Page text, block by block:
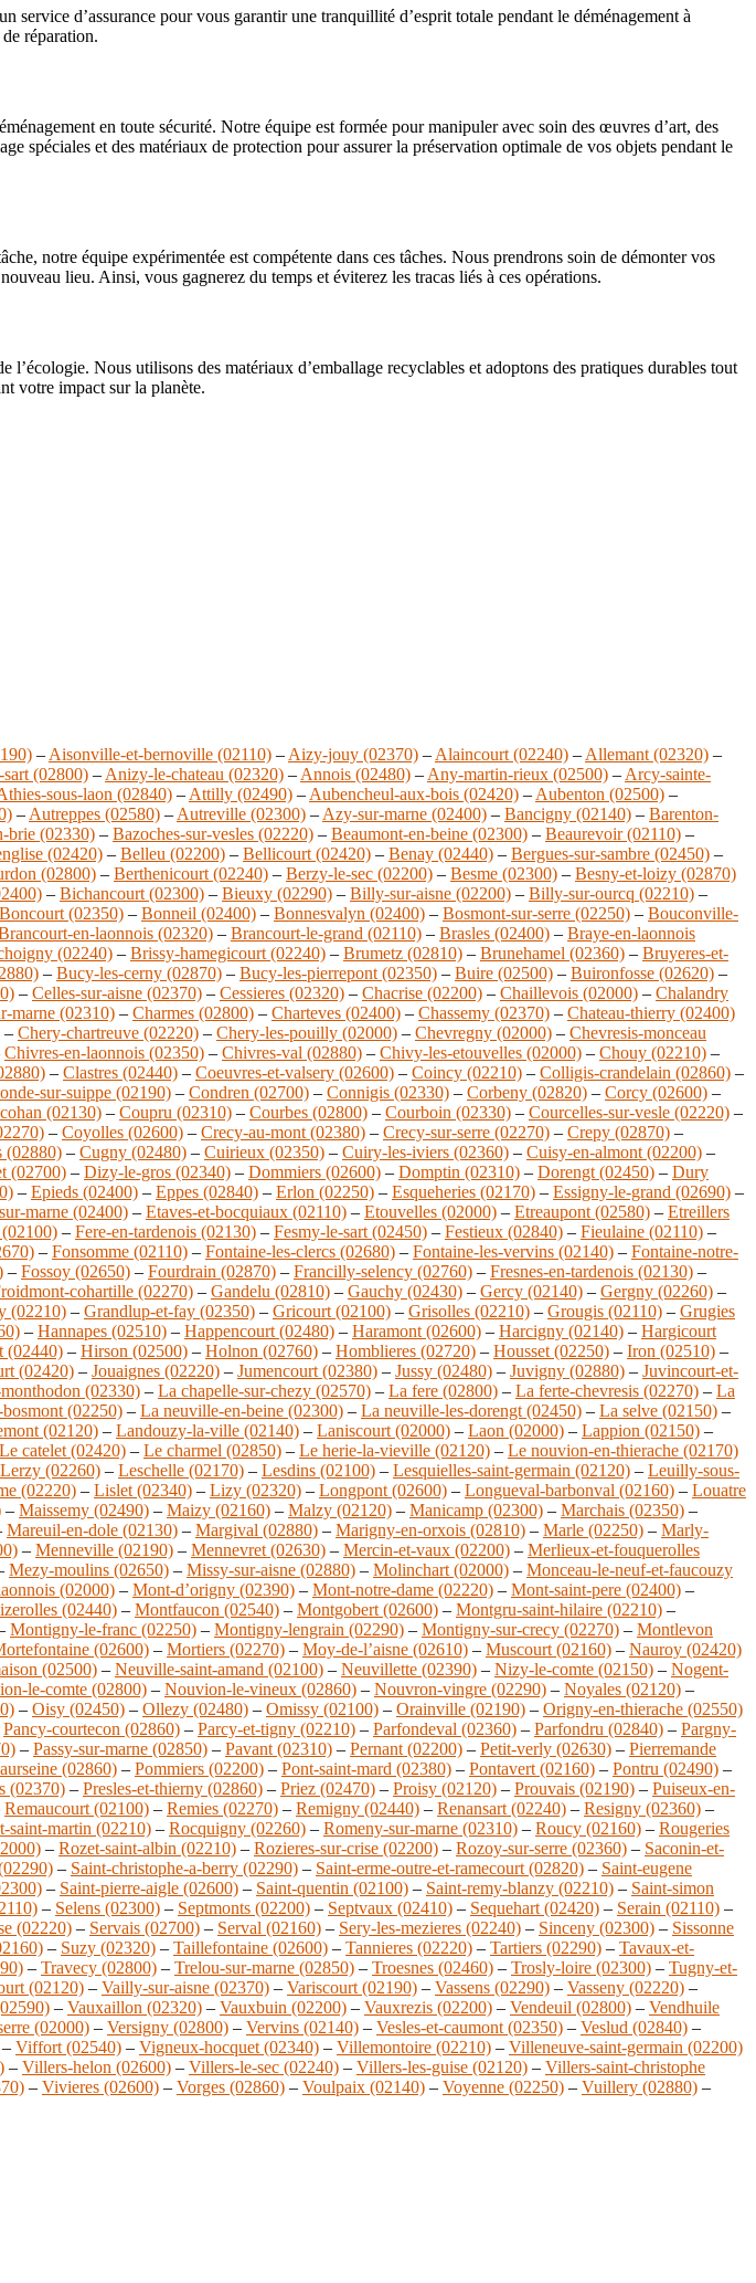
d’assurance pour vous garantir une tranquillité d’esprit totale pendant le déménagement à
réparation.
en toute sécurité. Notre équipe est formée pour manipuler avec soin des œuvres d’art, des
spéciales et des matériaux de protection pour assurer la préservation optimale de vos objets pendant le
notre équipe expérimentée est compétente dans ces tâches. Nous prendrons soin de démonter vos
lieu. Ainsi, vous gagnerez du temps et éviterez les tracas liés à ces opérations.
Nous utilisons des matériaux d’emballage recyclables et adoptons des pratiques durables tout
votre impact sur la planète.
– Aisonville-et-bernoville (02110) – Aizy-jouy (02370) – Alaincourt (02240) – Allemant (02320) –
(02800) – Anizy-le-chateau (02320) – Annois (02480) – Any-martin-rieux (02500) – Arcy-sainte-
sous-laon (02840) – Attilly (02490) – Aubencheul-aux-bois (02420) – Aubenton (02500) –
– Autreppes (02580) – Autreville (02300) – Azy-sur-marne (02400) – Bancigny (02140) – Barenton-
brie (02330) – Bazoches-sur-vesles (02220) – Beaumont-en-beine (02300) – Beaurevoir (02110) –
(02420) – Belleu (02200) – Bellicourt (02420) – Benay (02440) – Bergues-sur-sambre (02450) –
(02800) – Berthenicourt (02240) – Berzy-le-sec (02200) – Besme (02300) – Besny-et-loizy (02870)
– Bichancourt (02300) – Bieuxy (02290) – Billy-sur-aisne (02200) – Billy-sur-ourcq (02210) –
Boncourt (02350) – Bonneil (02400) – Bonnesvalyn (02400) – Bosmont-sur-serre (02250) – Bouconville-
en-laonnois (02320) – Brancourt-le-grand (02110) – Brasles (02400) – Braye-en-laonnois
(02240) – Brissy-hamegicourt (02240) – Brumetz (02810) – Brunehamel (02360) – Bruyeres-et-
– Bucy-les-cerny (02870) – Bucy-les-pierrepont (02350) – Buire (02500) – Buironfosse (02620) –
– Celles-sur-aisne (02370) – Cessieres (02320) – Chacrise (02200) – Chaillevois (02000) – Chalandry
marne (02310) – Charmes (02800) – Charteves (02400) – Chassemy (02370) – Chateau-thierry (02400)
– Chery-chartreuve (02220) – Chery-les-pouilly (02000) – Chevregny (02000) – Chevresis-monceau
Chivres-en-laonnois (02350) – Chivres-val (02880) – Chivy-les-etouvelles (02000) – Chouy (02210) –
– Clastres (02440) – Coeuvres-et-valsery (02600) – Coincy (02210) – Colligis-crandelain (02860) –
sur-suippe (02190) – Condren (02700) – Connigis (02330) – Corbeny (02820) – Corcy (02600) –
(02130) – Coupru (02310) – Courbes (02800) – Courboin (02330) – Courcelles-sur-vesle (02220) –
– Coyolles (02600) – Crecy-au-mont (02380) – Crecy-sur-serre (02270) – Crepy (02870) –
(02880) – Cugny (02480) – Cuirieux (02350) – Cuiry-les-iviers (02360) – Cuisy-en-almont (02200) –
(02700) – Dizy-le-gros (02340) – Dommiers (02600) – Domptin (02310) – Dorengt (02450) – Dury
– Epieds (02400) – Eppes (02840) – Erlon (02250) – Esqueheries (02170) – Essigny-le-grand (02690) –
marne (02400) – Etaves-et-bocquiaux (02110) – Etouvelles (02000) – Etreaupont (02580) – Etreillers
– Fere-en-tardenois (02130) – Fesmy-le-sart (02450) – Festieux (02840) – Fieulaine (02110) –
– Fonsomme (02110) – Fontaine-les-clercs (02680) – Fontaine-les-vervins (02140) – Fontaine-notre-
– Fossoy (02650) – Fourdrain (02870) – Francilly-selency (02760) – Fresnes-en-tardenois (02130) –
cohartille (02270) – Gandelu (02810) – Gauchy (02430) – Gercy (02140) – Gergny (02260) –
(02210) – Grandlup-et-fay (02350) – Gricourt (02100) – Grisolles (02210) – Grougis (02110) – Grugies
– Hannapes (02510) – Happencourt (02480) – Haramont (02600) – Harcigny (02140) – Hargicourt
(02440) – Hirson (02500) – Holnon (02760) – Homblieres (02720) – Housset (02250) – Iron (02510) –
(02420) – Jouaignes (02220) – Jumencourt (02380) – Jussy (02480) – Juvigny (02880) – Juvincourt-et-
(02330) – La chapelle-sur-chezy (02570) – La fere (02800) – La ferte-chevresis (02270) – La
(02250) – La neuville-en-beine (02300) – La neuville-les-dorengt (02450) – La selve (02150) –
(02120) – Landouzy-la-ville (02140) – Laniscourt (02000) – Laon (02000) – Lappion (02150) –
Le catelet (02420) – Le charmel (02850) – Le herie-la-vieville (02120) – Le nouvion-en-thierache (02170)
Lerzy (02260) – Leschelle (02170) – Lesdins (02100) – Lesquielles-saint-germain (02120) – Leuilly-sous-
(02220) – Lislet (02340) – Lizy (02320) – Longpont (02600) – Longueval-barbonval (02160) – Louatre
– Maissemy (02490) – Maizy (02160) – Malzy (02120) – Manicamp (02300) – Marchais (02350) –
Mareuil-en-dole (02130) – Margival (02880) – Marigny-en-orxois (02810) – Marle (02250) – Marly-
– Menneville (02190) – Mennevret (02630) – Mercin-et-vaux (02200) – Merlieux-et-fouquerolles
Mezy-moulins (02650) – Missy-sur-aisne (02880) – Molinchart (02000) – Monceau-le-neuf-et-faucouzy
(02000) – Mont-d’origny (02390) – Mont-notre-dame (02220) – Mont-saint-pere (02400) –
(02440) – Montfaucon (02540) – Montgobert (02600) – Montgru-saint-hilaire (02210) –
Montigny-le-franc (02250) – Montigny-lengrain (02290) – Montigny-sur-crecy (02270) – Montlevon
(02600) – Mortiers (02270) – Moy-de-l’aisne (02610) – Muscourt (02160) – Nauroy (02420)
(02500) – Neuville-saint-amand (02100) – Neuvillette (02390) – Nizy-le-comte (02150) – Nogent-
le-comte (02800) – Nouvion-le-vineux (02860) – Nouvron-vingre (02290) – Noyales (02120) –
– Oisy (02450) – Ollezy (02480) – Omissy (02100) – Orainville (02190) – Origny-en-thierache (02550)
Pancy-courtecon (02860) – Parcy-et-tigny (02210) – Parfondeval (02360) – Parfondru (02840) – Pargny-
– Passy-sur-marne (02850) – Pavant (02310) – Pernant (02200) – Petit-verly (02630) – Pierremande
(02860) – Pommiers (02200) – Pont-saint-mard (02380) – Pontavert (02160) – Pontru (02490) –
(02370) – Presles-et-thierny (02860) – Priez (02470) – Proisy (02120) – Prouvais (02190) – Puiseux-en-
Remaucourt (02100) – Remies (02270) – Remigny (02440) – Renansart (02240) – Resigny (02360) –
saint-martin (02210) – Rocquigny (02260) – Romeny-sur-marne (02310) – Roucy (02160) – Rougeries
– Rozet-saint-albin (02210) – Rozieres-sur-crise (02200) – Rozoy-sur-serre (02360) – Saconin-et-
– Saint-christophe-a-berry (02290) – Saint-erme-outre-et-ramecourt (02820) – Saint-eugene
– Saint-pierre-aigle (02600) – Saint-quentin (02100) – Saint-remy-blanzy (02210) – Saint-simon
– Selens (02300) – Septmonts (02200) – Septvaux (02410) – Sequehart (02420) – Serain (02110) –
(02220) – Servais (02700) – Serval (02160) – Sery-les-mezieres (02240) – Sinceny (02300) – Sissonne
– Suzy (02320) – Taillefontaine (02600) – Tannieres (02220) – Tartiers (02290) – Tavaux-et-
– Travecy (02800) – Trelou-sur-marne (02850) – Troesnes (02460) – Trosly-loire (02300) – Tugny-et-
(02120) – Vailly-sur-aisne (02370) – Variscourt (02190) – Vassens (02290) – Vasseny (02220) –
– Vauxaillon (02320) – Vauxbuin (02200) – Vauxrezis (02200) – Vendeuil (02800) – Vendhuile
(02000) – Versigny (02800) – Vervins (02140) – Vesles-et-caumont (02350) – Veslud (02840) –
– Viffort (02540) – Vigneux-hocquet (02340) – Villemontoire (02210) – Villeneuve-saint-germain (02200)
– Villers-helon (02600) – Villers-le-sec (02240) – Villers-les-guise (02120) – Villers-saint-christophe
– Vivieres (02600) – Vorges (02860) – Voulpaix (02140) – Voyenne (02250) – Vuillery (02880) –